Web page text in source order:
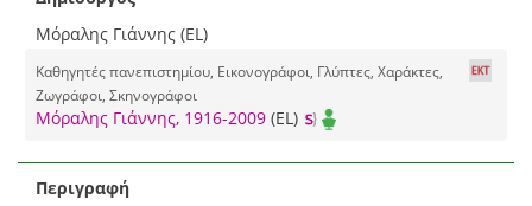
Μόραλης Γιάννης (EL)
Καθηγητές πανεπιστημίου, Εικονογράφοι, Γλύπτες, Χαράκτες,
Ζωγράφοι, Σκηνογράφοι
Μόραλης Γιάννης, 1916-2009 (EL)
Περιγραφή